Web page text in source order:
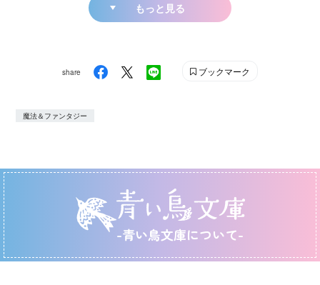
もっと見る
share ブックマーク
魔法＆ファンタジー
-青い鳥文庫について-